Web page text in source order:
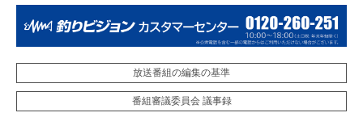
放送番組の編集の基準
番組審議委員会 議事録